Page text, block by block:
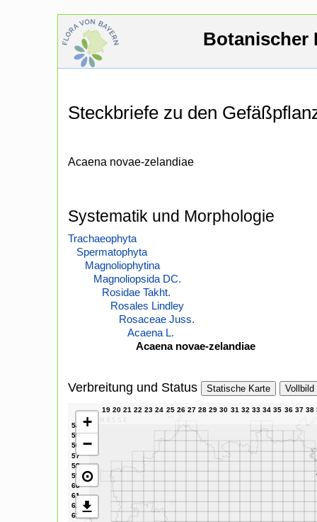
Botanischer
Steckbriefe zu den
Acaena novae-zelandiae
Systematik und Morphologie
Trachaeophyta
Spermatophyta
Magnoliophytina
Magnoliopsida DC.
Rosidae Takht.
Rosales Lindley
Rosaceae Juss.
Acaena L.
Acaena novae-zelandiae
Verbreitung und Status Statische Karte Vollbild
+
−
⊙